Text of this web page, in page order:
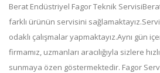
Berat Endüstriyel Fagor Teknik
farklı ürünün servisini
odaklı çalışmalar yapmaktayız.Aynı gün
firmamız, uzmanları aracılığıyla sizlere
sunmaya özen göstermektedir. Fagor